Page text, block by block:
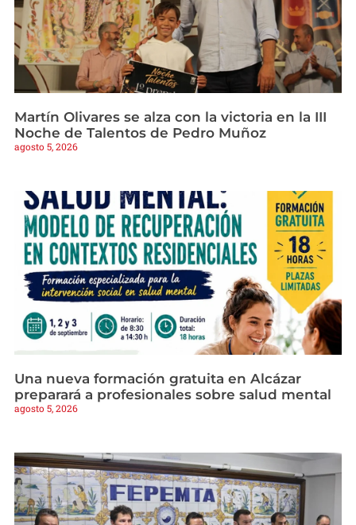
Martín Olivares se alza con la victoria en la III
Noche de Talentos de Pedro Muñoz
agosto 5, 2026
Una nueva formación gratuita en Alcázar
preparará a profesionales sobre salud mental
agosto 5, 2026